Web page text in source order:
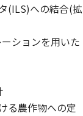
(ILS)への結合(拡
ションを用いた
る農作物への定